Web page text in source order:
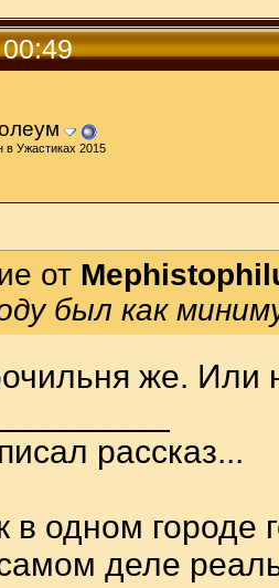
в Ужастиках 2015
от
был как
же. Или
рассказ...
в одном городе
деле